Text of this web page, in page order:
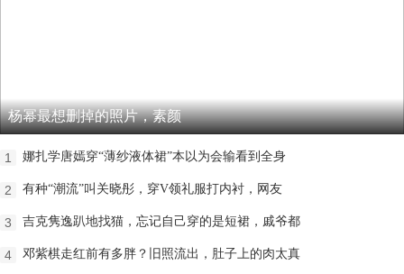
杨幂最想删掉的照片，素颜
1 娜扎学唐嫣穿“薄纱液体裙”本以为会输看到全身
2 有种“潮流”叫关晓彤，穿V领礼服打内衬，网友
3 吉克隽逸趴地找猫，忘记自己穿的是短裙，戚爷都
4 邓紫棋走红前有多胖？旧照流出，肚子上的肉太真